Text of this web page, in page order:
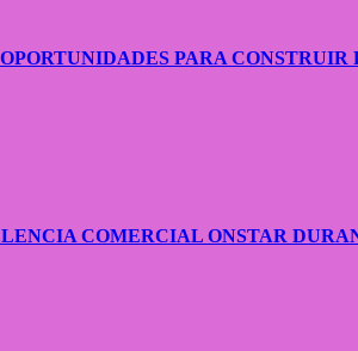
PARA
COMERCIAL ONSTAR